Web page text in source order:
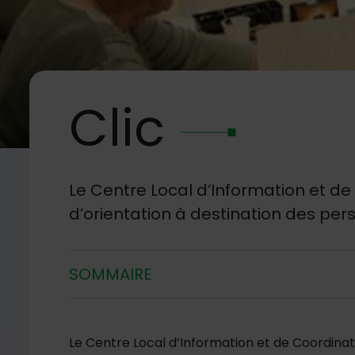
Clic
Le Centre Local d’Information et
d’orientation à destination des
SOMMAIRE
Le Centre Local d’Information et de